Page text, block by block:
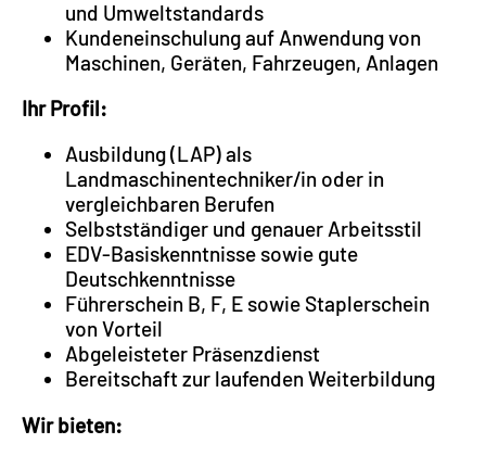
und Umweltstandards
Kundeneinschulung auf Anwendung von
Maschinen, Geräten, Fahrzeugen, Anlagen
Ihr Profil:
Ausbildung (LAP) als
Landmaschinentechniker/in oder in
vergleichbaren Berufen
Selbstständiger und genauer Arbeitsstil
EDV-Basiskenntnisse sowie gute
Deutschkenntnisse
Führerschein B, F, E sowie Staplerschein
von Vorteil
Abgeleisteter Präsenzdienst
Bereitschaft zur laufenden Weiterbildung
Wir bieten: